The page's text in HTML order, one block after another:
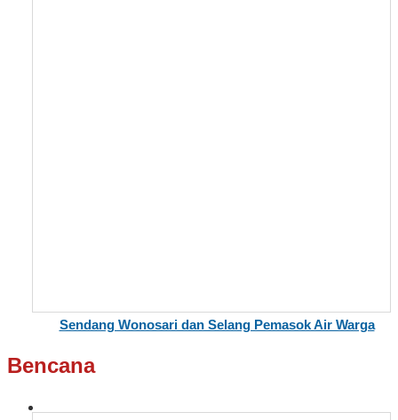
Sendang Wonosari dan Selang Pemasok Air Warga
Bencana